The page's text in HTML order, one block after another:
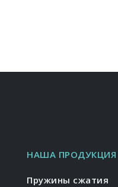
НАША ПРОДУКЦИЯ
Пружины сжатия